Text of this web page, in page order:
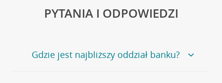
PYTANIA I ODPOWIEDZI
Gdzie jest najbliższy oddział banku?